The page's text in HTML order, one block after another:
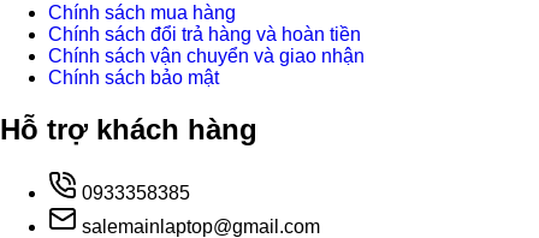
Chính sách mua hàng
Chính sách đổi trả hàng và hoàn tiền
Chính sách vận chuyển và giao nhận
Chính sách bảo mật
Hỗ trợ khách hàng
0933358385
salemainlaptop@gmail.com